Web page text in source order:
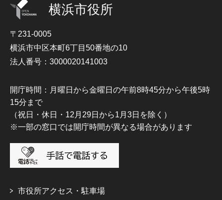
横浜市役所
〒231-0005
横浜市中区本町6丁目50番地の10
法人番号：3000020141003
開庁時間：月曜日から金曜日の午前8時45分から午後5時
15分まで
（祝日・休日・12月29日から1月3日を除く）
※一部の窓口では開庁時間が異なる場合があります
市役所アクセス・駐車場